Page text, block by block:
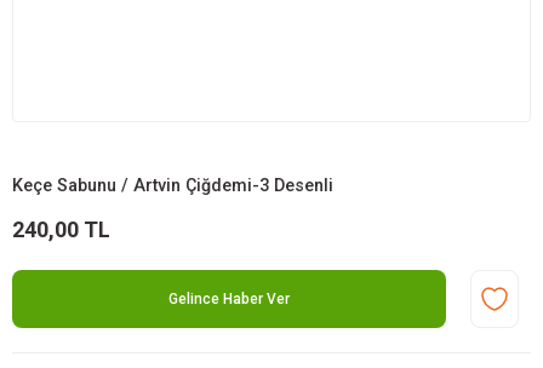
Keçe Sabunu / Artvin Çiğdemi-3 Desenli
240,00 TL
Gelince Haber Ver